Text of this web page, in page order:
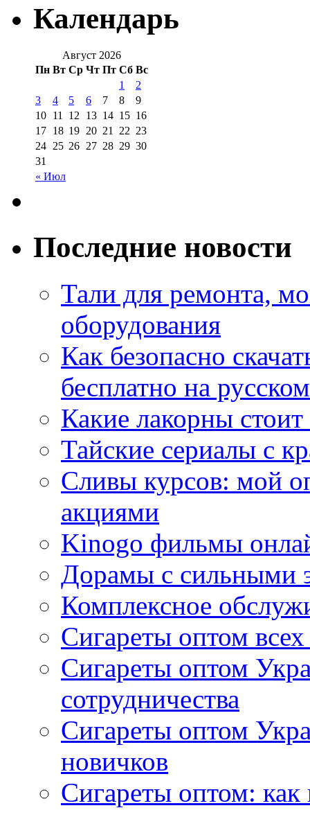
Календарь
Август 2026
Пн Вт Ср Чт Пт Сб Вс
« Июл
1
2
3
4 5 6 7 8
9
10 11 12 13 14 15 16
17 18 19 20 21 22 23
24 25 26 27 28 29 30
31
Последние новости
Тали для ремонта,
оборудования
Как безопасно
бесплатно на
Какие лакорны
Тайские сериалы с
Сливы курсов: мой
акциями
Kinogo фильмы
Дорамы с сильными
Комплексное
Сигареты оптом
Сигареты оптом
сотрудничества
Сигареты оптом
новичков
Сигареты оптом: